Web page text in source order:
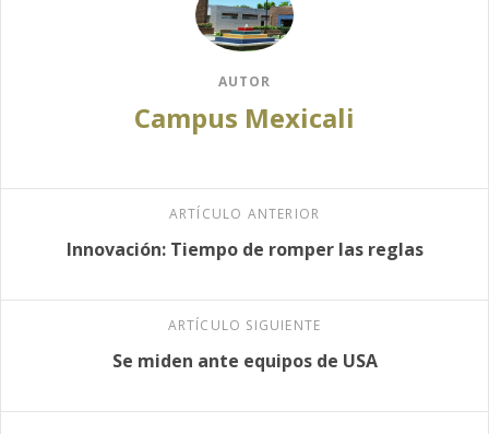
AUTOR
Campus Mexicali
ARTÍCULO ANTERIOR
Innovación: Tiempo de romper las reglas
ARTÍCULO SIGUIENTE
Se miden ante equipos de USA